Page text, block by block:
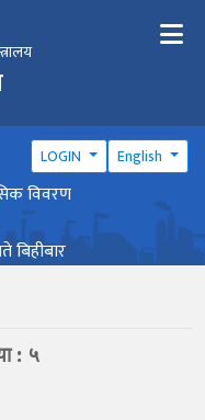
LOGIN English
विवरण
बिहीबार
: ५